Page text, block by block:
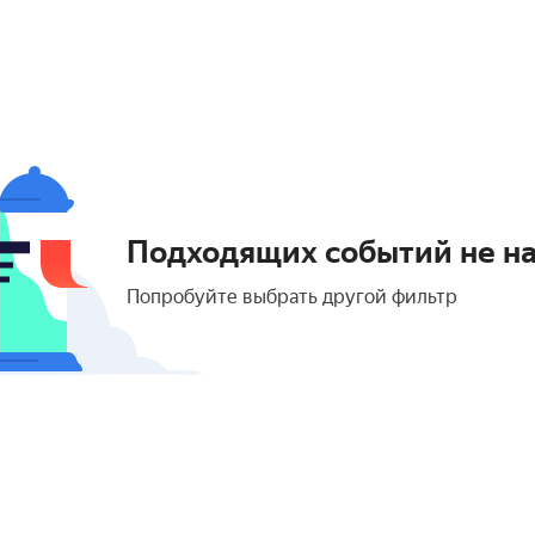
Подходящих событий не
Попробуйте выбрать другой фильтр